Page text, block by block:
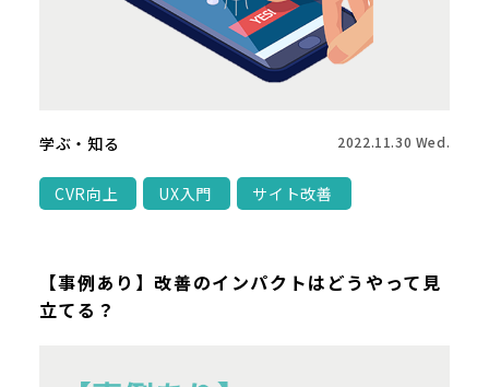
学ぶ・知る 2022.11.30 Wed.
CVR向上 UX入門 サイト改善
【事例あり】改善のインパクトはどうやって見
立てる？